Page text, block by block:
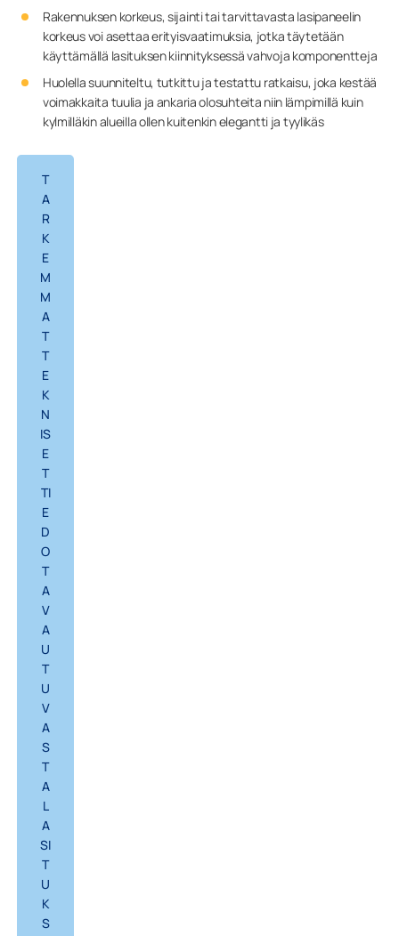
Rakennuksen korkeus, sijainti tai tarvittavasta lasipaneelin
korkeus voi asettaa erityisvaatimuksia, jotka täytetään
käyttämällä lasituksen kiinnityksessä vahvoja komponentteja
Huolella suunniteltu, tutkittu ja testattu ratkaisu, joka kestää
voimakkaita tuulia ja ankaria olosuhteita niin lämpimillä kuin
kylmilläkin alueilla ollen kuitenkin elegantti ja tyylikäs
T
A
R
K
E
M
M
A
T
T
E
K
N
IS
E
T
TI
E
D
O
T
A
V
A
U
T
U
V
A
S
T
A
L
A
SI
T
U
K
S